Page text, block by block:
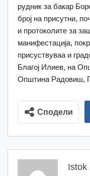
рудник за бакар
број на присутни,
и протоколите за
манифестација,
присуствуваа и
Благој Илиев, на
Општина Радовиш,
Сподели
Istok